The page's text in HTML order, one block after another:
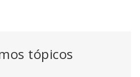
tópicos